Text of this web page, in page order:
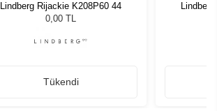
Lindberg Rijackie K208P60 44
0,00 TL
Tükendi